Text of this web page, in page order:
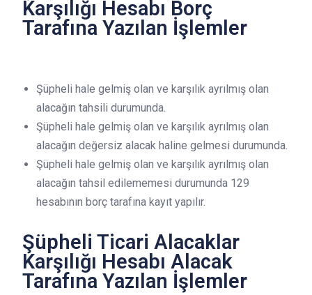
Karşılığı Hesabı Borç
Tarafına Yazılan İşlemler
Şüpheli hale gelmiş olan ve karşılık ayrılmış olan
alacağın tahsili durumunda.
Şüpheli hale gelmiş olan ve karşılık ayrılmış olan
alacağın değersiz alacak haline gelmesi durumunda.
Şüpheli hale gelmiş olan ve karşılık ayrılmış olan
alacağın tahsil edilememesi durumunda 129
hesabının borç tarafına kayıt yapılır.
Şüpheli Ticari Alacaklar
Karşılığı Hesabı Alacak
Tarafına Yazılan İşlemler